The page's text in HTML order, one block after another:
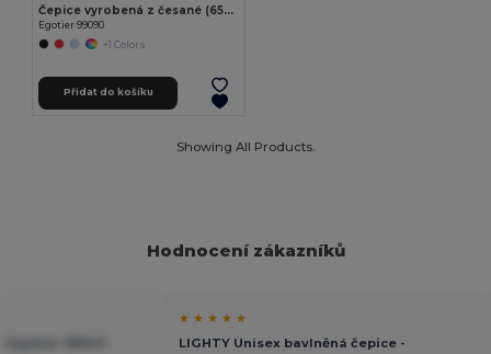
Čepice vyrobená z česané (65% recyklované) bavlny
Egotier 99090
+1 Colors
Přidat do košíku
Showing All Products.
Hodnocení zákazníků
★ ★ ★ ★ ★
LIGHTY Unisex bavlněná čepice -